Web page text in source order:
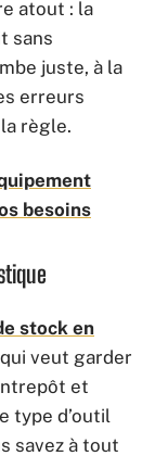
atout : la
sans
juste, à la
erreurs
règle.
besoins
stock en
veut garder
et
type d’outil
savez à tout